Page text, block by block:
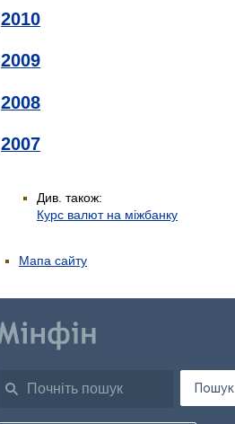
2010
2009
2008
2007
Див. також:
Курс валют на міжбанку
Мапа сайту
Пошук